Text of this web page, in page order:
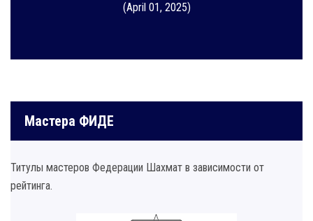
(April 01, 2025)
Мастера ФИДЕ
Титулы мастеров Федерации Шахмат в зависимости от
рейтинга.